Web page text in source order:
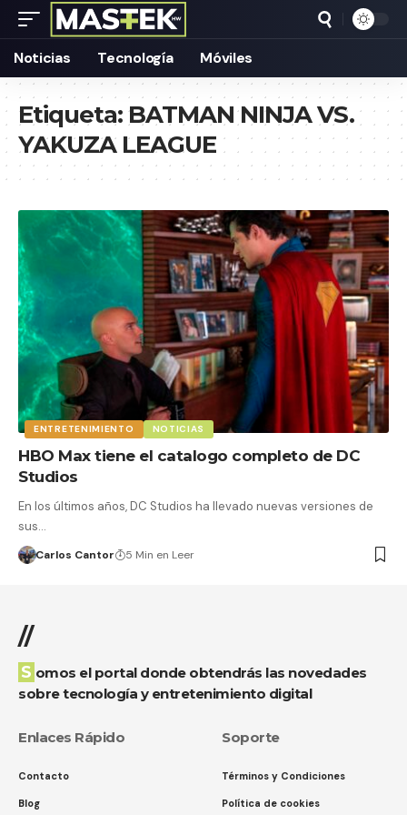
Noticias Tecnología Móviles
Etiqueta:BATMAN NINJA VS.
YAKUZA LEAGUE
ENTRETENIMIENTO NOTICIAS
HBO Max tiene el catalogo completo de DC
Studios
En los últimos años, DC Studios ha llevado nuevas versiones de
sus…
Carlos Cantor 5 Min en Leer
//
Somos el portal donde obtendrás las novedades
sobre tecnología y entretenimiento digital
Enlaces Rápido
Contacto
Blog
Soporte
Términos y Condiciones
Política de cookies